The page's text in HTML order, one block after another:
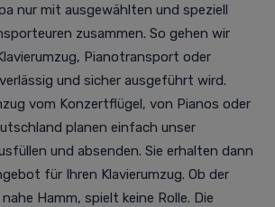
nur mit ausgewählten und speziell
zusammen. So gehen wir
Pianotransport oder
und sicher ausgeführt wird.
vom Konzertflügel, von Pianos oder
planen einfach unser
und absenden. Sie erhalten dann
für Ihren Klavierumzug. Ob der
Hamm, spielt keine Rolle. Die